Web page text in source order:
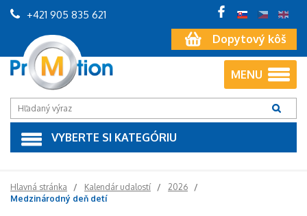
Dopytový kôš
+421 905 835 621
MENU
VYBERTE SI KATEGÓRIU
Hlavná stránka Kalendár udalostí
2026
Medzinárodný deň detí